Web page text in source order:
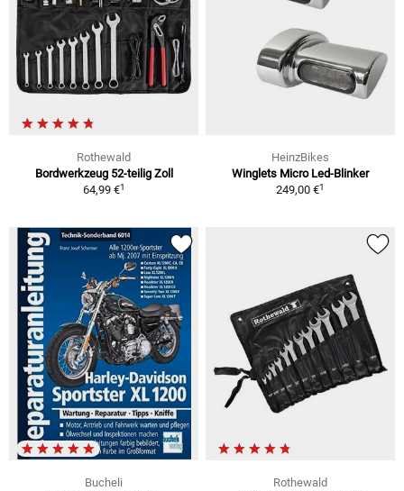
Rothewald
Bordwerkzeug 52-teilig Zoll
64,99 €1
HeinzBikes
Winglets Micro Led-Blinker
249,00 €1
Bucheli
Rothewald